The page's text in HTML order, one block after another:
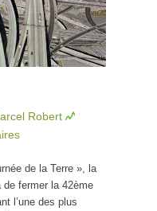
Robert
de la Terre », la
de fermer la 42ème
l’une des plus